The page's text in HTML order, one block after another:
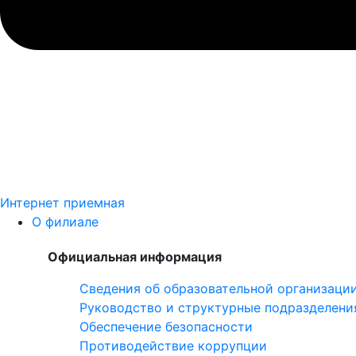
Интернет приемная
О филиале
Официальная информация
Сведения об образовательной
Руководство и структурные
Обеспечение безопасности
Противодействие коррупции